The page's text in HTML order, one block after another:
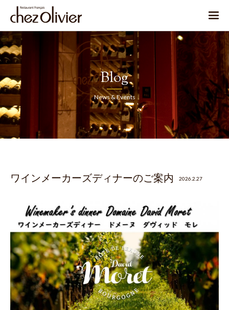
Blog
News & Events
ワインメーカーズディナーのご案内 2026.2.27